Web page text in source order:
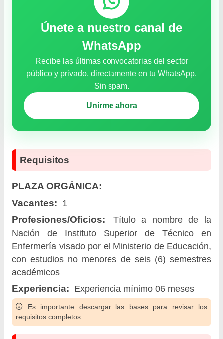
Únete a nuestro canal de
WhatsApp
Recibe las últimas convocatorias del sector
público y privado, directamente en tu WhatsApp.
Sin spam.
Unirme ahora
Requisitos
PLAZA ORGÁNICA:
Vacantes: 1
Profesiones/Oficios:
Título a nombre de la
Nación de Instituto Superior de Técnico en
Enfermería visado por el Ministerio de Educación,
con estudios no menores de seis (6) semestres
académicos
Experiencia: Experiencia mínimo 06 meses
Es importante descargar las bases para revisar los
requisitos completos